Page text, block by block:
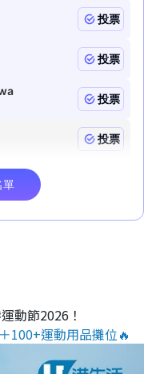
動節2026！
100+運動用品攤位🔥